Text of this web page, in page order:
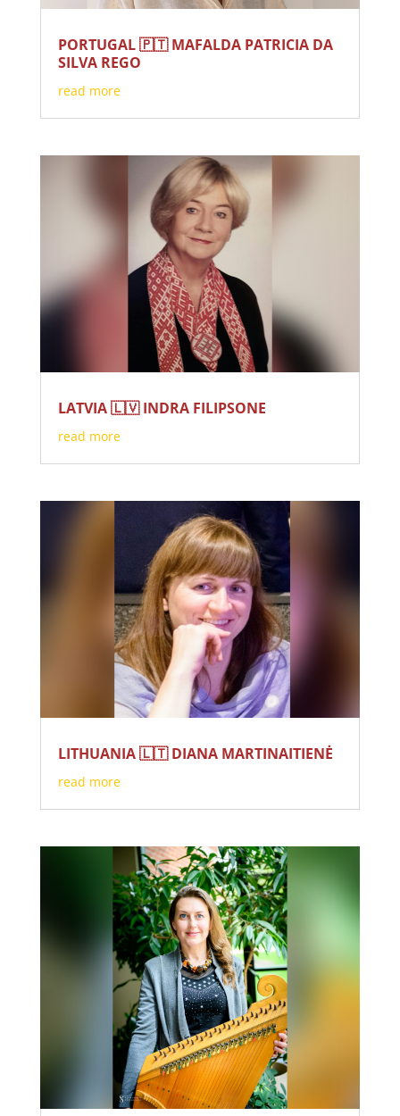
PORTUGAL 🇵🇹 MAFALDA PATRICIA DA
SILVA REGO
read more
LATVIA 🇱🇻 INDRA FILIPSONE
read more
LITHUANIA 🇱🇹 DIANA MARTINAITIENĖ
read more